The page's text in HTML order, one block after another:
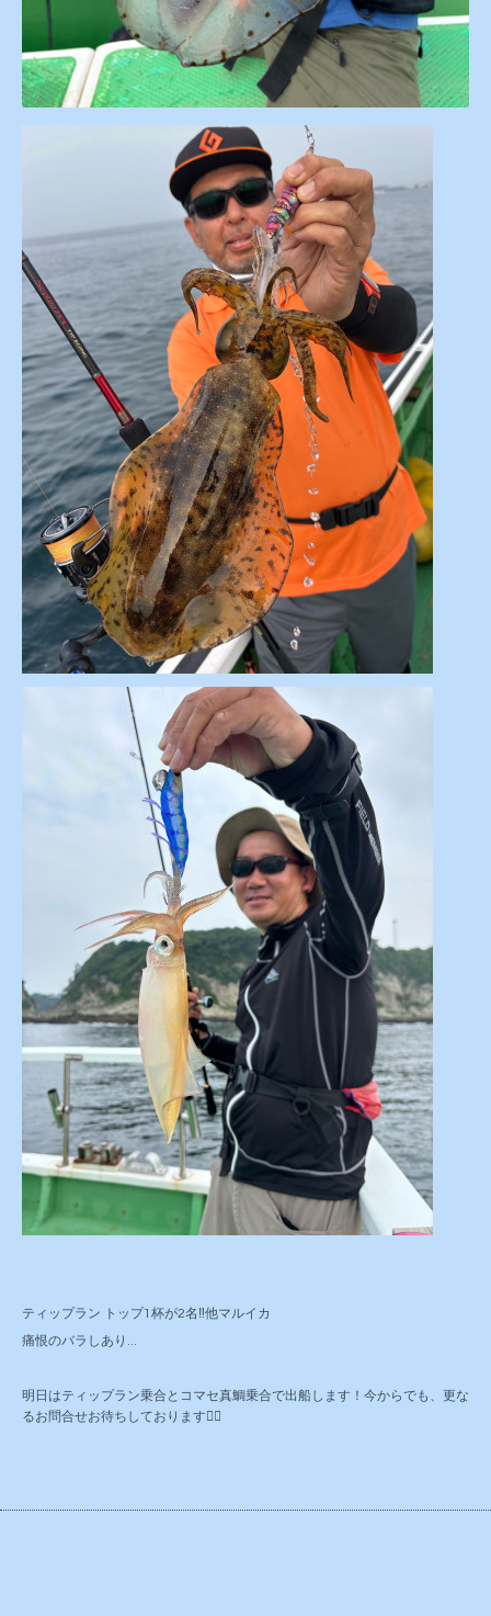
ティップラン トップ1杯が2名‼️他マルイカ
痛恨のバラしあり...
明日はティップラン乗合とコマセ真鯛乗合で出船します！今からでも、更な
るお問合せお待ちしております🙇‍♂️